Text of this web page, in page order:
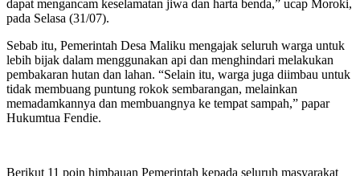
dapat mengancam keselamatan jiwa dan harta benda,” ucap Moroki,
pada Selasa (31/07).
Sebab itu, Pemerintah Desa Maliku mengajak seluruh warga untuk
lebih bijak dalam menggunakan api dan menghindari melakukan
pembakaran hutan dan lahan. “Selain itu, warga juga diimbau untuk
tidak membuang puntung rokok sembarangan, melainkan
memadamkannya dan membuangnya ke tempat sampah,” papar
Hukumtua Fendie.
Berikut 11 poin himbauan Pemerintah kepada seluruh masyarakat